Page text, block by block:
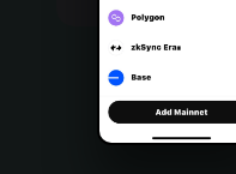
Português (Brasil)
Español (Argentina)